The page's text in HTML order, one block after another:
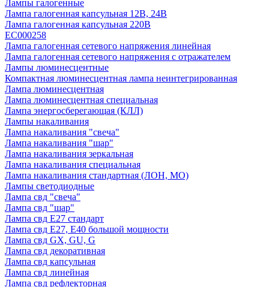
Лампы галогенные
Лампа галогенная капсульная 12В, 24В
Лампа галогенная капсульная 220В
EC000258
Лампа галогенная сетевого напряжения линейная
Лампа галогенная сетевого напряжения с отражателем
Лампы люминесцентные
Компактная люминесцентная лампа неинтегрированная
Лампа люминесцентная
Лампа люминесцентная специальная
Лампа энергосберегающая (КЛЛ)
Лампы накаливания
Лампа накаливания "свеча"
Лампа накаливания "шар"
Лампа накаливания зеркальная
Лампа накаливания специальная
Лампа накаливания стандартная (ЛОН, МО)
Лампы светодиодные
Лампа свд "свеча"
Лампа свд "шар"
Лампа свд E27 стандарт
Лампа свд E27, Е40 большой мощности
Лампа свд GX, GU, G
Лампа свд декоративная
Лампа свд капсульная
Лампа свд линейная
Лампа свд рефлекторная